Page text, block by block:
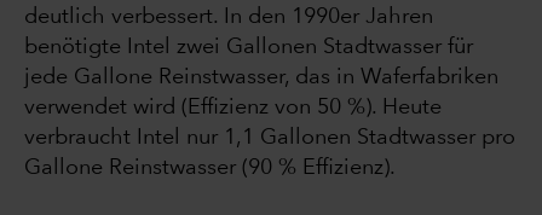
deutlich verbessert. In den 1990er Jahren
benötigte Intel zwei Gallonen Stadtwasser für
jede Gallone Reinstwasser, das in Waferfabriken
verwendet wird (Effizienz von 50 %). Heute
verbraucht Intel nur 1,1 Gallonen Stadtwasser pro
Gallone Reinstwasser (90 % Effizienz).